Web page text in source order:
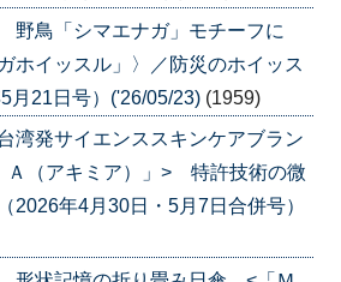
野鳥「シマエナガ」モチーフに
ホイッスル」〉／防災のホイッス
月21日号）('26/05/23) (1959)
湾発サイエンススキンケアブラン
（アキミア）」> 特許技術の微
2026年4月30日・5月7日合併号）